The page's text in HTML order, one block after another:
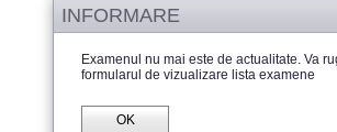
INFORMARE
Examenul nu mai este de actualitate. Va
formularul de vizualizare lista examene
OK